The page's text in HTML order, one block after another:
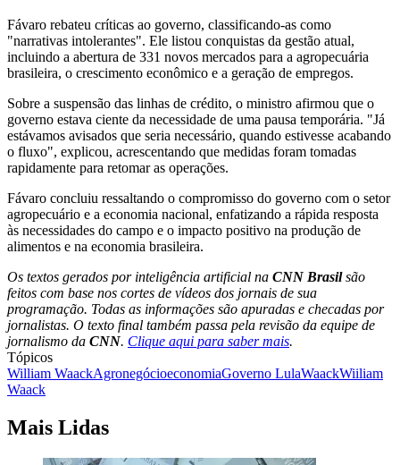
Fávaro rebateu críticas ao governo, classificando-as como
"narrativas intolerantes". Ele listou conquistas da gestão atual,
incluindo a abertura de 331 novos mercados para a agropecuária
brasileira, o crescimento econômico e a geração de empregos.
Sobre a suspensão das linhas de crédito, o ministro afirmou que o
governo estava ciente da necessidade de uma pausa temporária. "Já
estávamos avisados que seria necessário, quando estivesse acabando
o fluxo", explicou, acrescentando que medidas foram tomadas
rapidamente para retomar as operações.
Fávaro concluiu ressaltando o compromisso do governo com o setor
agropecuário e a economia nacional, enfatizando a rápida resposta
às necessidades do campo e o impacto positivo na produção de
alimentos e na economia brasileira.
Os textos gerados por inteligência artificial na CNN Brasilsão
feitos com base nos cortes de vídeos dos jornais de sua
programação. Todas as informações são apuradas e checadas por
jornalistas. O texto final também passa pela revisão da equipe de
jornalismo da CNN. Clique aqui para saber mais.
Tópicos
William WaackAgronegócioeconomiaGoverno LulaWaackWiiliam
Waack
Mais Lidas